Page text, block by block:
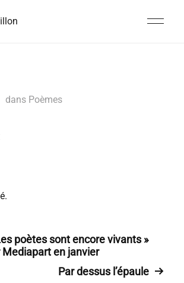
dans Poèmes
poètes sont encore vivants »
en janvier
Par dessus l’épaule